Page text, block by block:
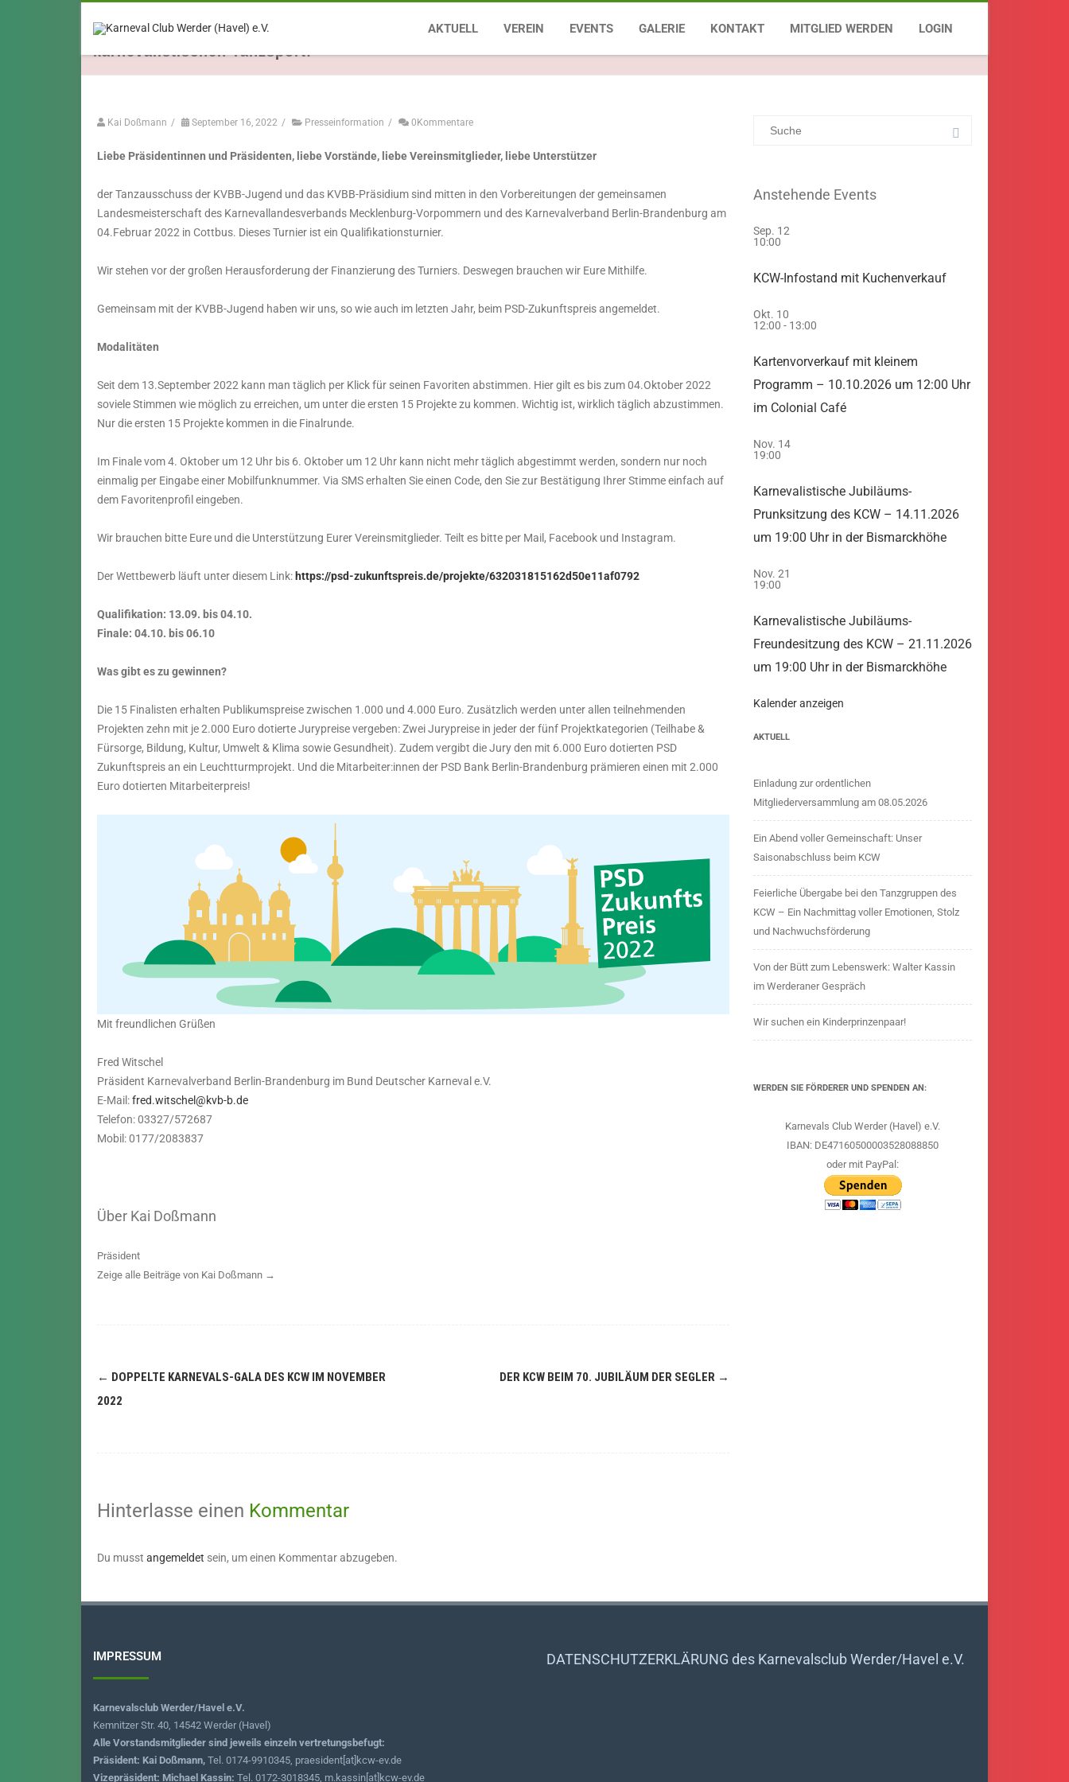
AKTUELL VEREIN EVENTS GALERIE KONTAKT MITGLIED WERDEN LOGIN
PSD-Zukunftspreis - Der KVBB braucht tägliche unsere
Abstimmung für die Landesmeisterschaft im
karnevalistischen Tanzsport!
PSD-Zukunftspreis - Der KVBB braucht tägliche unsere Abstimmung für die
Landesmeisterschaft im karnevalistischen Tanzsport!
Kai Doßmann / September 16, 2022 / Presseinformation / 0Kommentare
Liebe Präsidentinnen und Präsidenten, liebe Vorstände, liebe Vereinsmitglieder, liebe Unterstützer
der Tanzausschuss der KVBB-Jugend und das KVBB-Präsidium sind mitten in den Vorbereitungen der gemeinsamen
Landesmeisterschaft des Karnevallandesverbands Mecklenburg-Vorpommern und des Karnevalverband Berlin-Brandenburg am
04.Februar 2022 in Cottbus. Dieses Turnier ist ein Qualifikationsturnier.
Wir stehen vor der großen Herausforderung der Finanzierung des Turniers. Deswegen brauchen wir Eure Mithilfe.
Gemeinsam mit der KVBB-Jugend haben wir uns, so wie auch im letzten Jahr, beim PSD-Zukunftspreis angemeldet.
Modalitäten
Seit dem 13.September 2022 kann man täglich per Klick für seinen Favoriten abstimmen. Hier gilt es bis zum 04.Oktober 2022
soviele Stimmen wie möglich zu erreichen, um unter die ersten 15 Projekte zu kommen. Wichtig ist, wirklich täglich abzustimmen.
Nur die ersten 15 Projekte kommen in die Finalrunde.
Im Finale vom 4. Oktober um 12 Uhr bis 6. Oktober um 12 Uhr kann nicht mehr täglich abgestimmt werden, sondern nur noch
einmalig per Eingabe einer Mobilfunknummer. Via SMS erhalten Sie einen Code, den Sie zur Bestätigung Ihrer Stimme einfach auf
dem Favoritenprofil eingeben.
Wir brauchen bitte Eure und die Unterstützung Eurer Vereinsmitglieder. Teilt es bitte per Mail, Facebook und Instagram.
Der Wettbewerb läuft unter diesem Link: https://psd-zukunftspreis.de/projekte/632031815162d50e11af0792
Qualifikation: 13.09. bis 04.10.
Finale: 04.10. bis 06.10
Was gibt es zu gewinnen?
Die 15 Finalisten erhalten Publikumspreise zwischen 1.000 und 4.000 Euro. Zusätzlich werden unter allen teilnehmenden
Projekten zehn mit je 2.000 Euro dotierte Jurypreise vergeben: Zwei Jurypreise in jeder der fünf Projektkategorien (Teilhabe &
Fürsorge, Bildung, Kultur, Umwelt & Klima sowie Gesundheit). Zudem vergibt die Jury den mit 6.000 Euro dotierten PSD
Zukunftspreis an ein Leuchtturmprojekt. Und die Mitarbeiter:innen der PSD Bank Berlin-Brandenburg prämieren einen mit 2.000
Euro dotierten Mitarbeiterpreis!
Mit freundlichen Grüßen
Fred Witschel
Präsident Karnevalverband Berlin-Brandenburg im Bund Deutscher Karneval e.V.
E-Mail:fred.witschel@kvb-b.de
Telefon: 03327/572687
Mobil: 0177/2083837
Über Kai Doßmann
Präsident
Zeige alle Beiträge von Kai Doßmann →
← DOPPELTE KARNEVALS-GALA DES KCW IM NOVEMBER
2022
DER KCW BEIM 70. JUBILÄUM DER SEGLER →
Hinterlasse einen Kommentar
Du musst angemeldet sein, um einen Kommentar abzugeben.
Anstehende Events
Sep. 12
10:00
KCW-Infostand mit Kuchenverkauf
Okt. 10
12:00 - 13:00
Kartenvorverkauf mit kleinem
Programm – 10.10.2026 um 12:00 Uhr
im Colonial Café
Nov. 14
19:00
Karnevalistische Jubiläums-
Prunksitzung des KCW – 14.11.2026
um 19:00 Uhr in der Bismarckhöhe
Nov. 21
19:00
Karnevalistische Jubiläums-
Freundesitzung des KCW – 21.11.2026
um 19:00 Uhr in der Bismarckhöhe
Kalender anzeigen
AKTUELL
Einladung zur ordentlichen
Mitgliederversammlung am 08.05.2026
Ein Abend voller Gemeinschaft: Unser
Saisonabschluss beim KCW
Feierliche Übergabe bei den Tanzgruppen des
KCW – Ein Nachmittag voller Emotionen, Stolz
und Nachwuchsförderung
Von der Bütt zum Lebenswerk: Walter Kassin
im Werderaner Gespräch
Wir suchen ein Kinderprinzenpaar!
WERDEN SIE FÖRDERER UND SPENDEN AN:
Karnevals Club Werder (Havel) e.V.
IBAN: DE47160500003528088850
oder mit PayPal:
IMPRESSUM
Karnevalsclub Werder/Havel e.V.
Kemnitzer Str. 40, 14542 Werder (Havel)
Alle Vorstandsmitglieder sind jeweils einzeln vertretungsbefugt:
Präsident: Kai Doßmann, Tel. 0174-9910345, praesident[at]kcw-ev.de
Vizepräsident: Michael Kassin: Tel. 0172-3018345, m.kassin[at]kcw-ev.de
DATENSCHUTZERKLÄRUNG des Karnevalsclub Werder/Havel e.V.